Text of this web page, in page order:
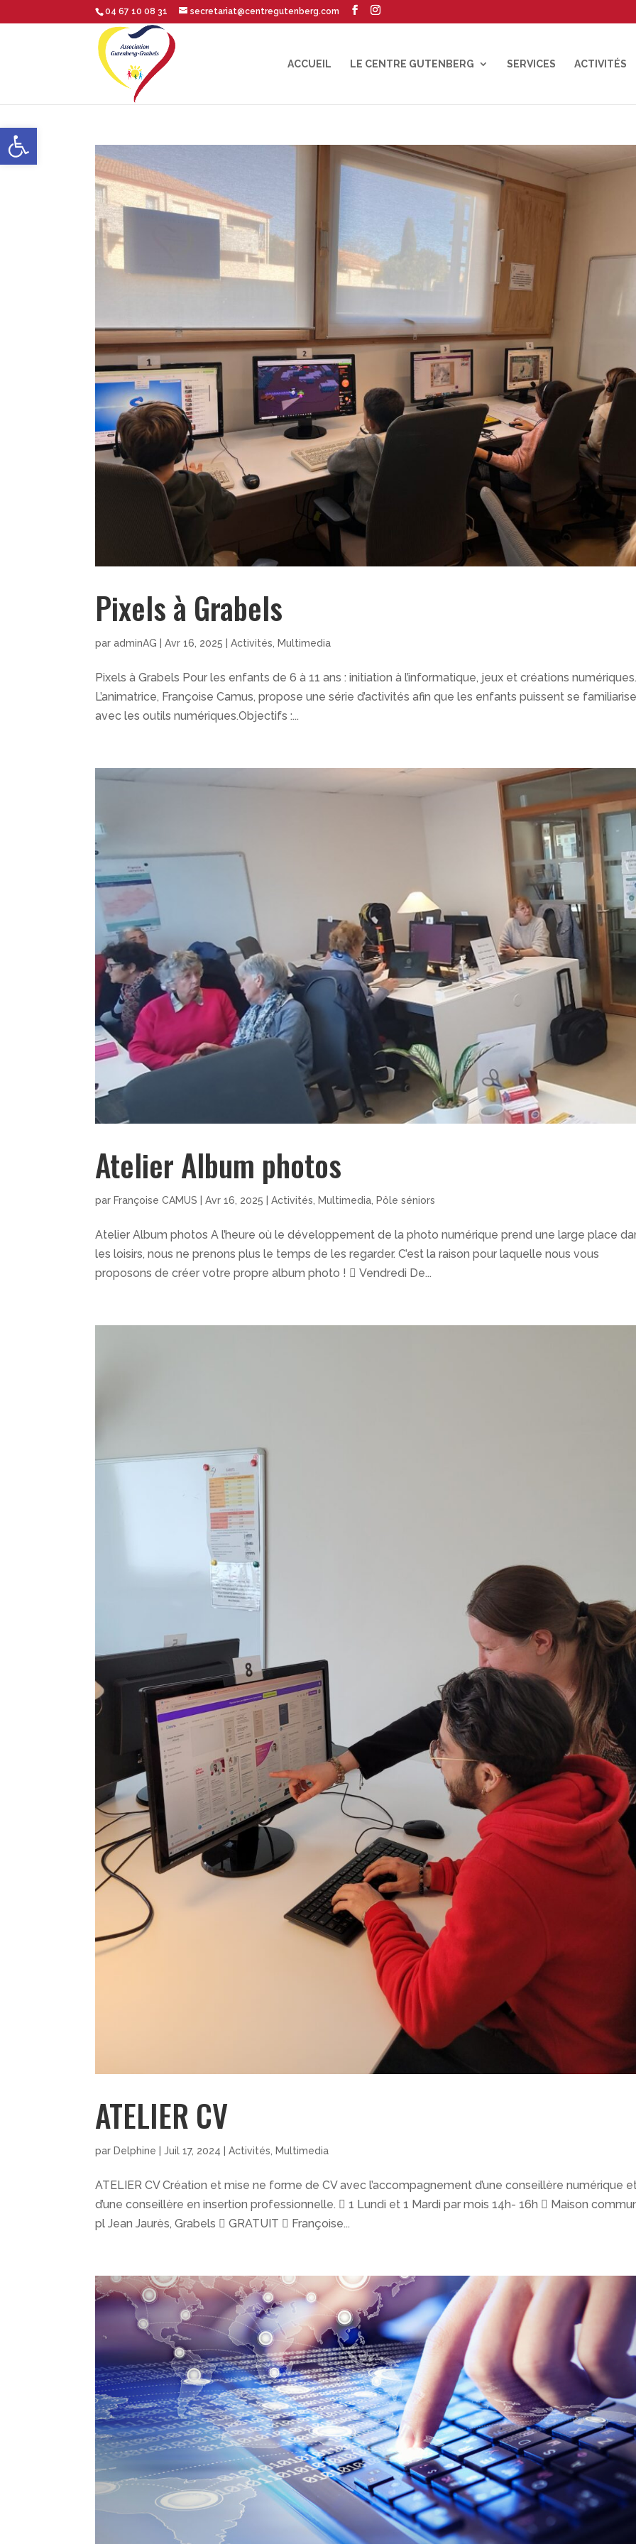
Ouvrir la barre d’outils
04 67 10 08 31 secretariat@centregutenberg.com
ACCUEIL LE CENTRE GUTENBERG SERVICES ACTIVITÉS
Pixels à Grabels
paradminAG |Avr 16, 2025 |Activités Multimedia
Pixels à Grabels Pour les enfants de 6 à 11 ans : initiation à l’informatique, jeux et créations
L’animatrice, Françoise Camus, propose une série d’activités afin que les enfants puissent se
avec les outils numériques.Objectifs :...
Atelier Album photos
par Françoise CAMUS |Avr 16, 2025 |Activités Multimedia Pôle séniors
Atelier Album photos A l’heure où le développement de la photo numérique prend une large place
les loisirs, nous ne prenons plus le temps de les regarder. C’est la raison pour laquelle nous vous
proposons de créer votre propre album photo !  Vendredi De...
ATELIER CV
par Delphine |Juil 17, 2024 |Activités, Multimedia
ATELIER CV Création et mise ne forme de CV avec l’accompagnement d’une conseillère numérique
d’une conseillère en insertion professionnelle.  1 Lundi et 1 Mardi par mois 14h- 16h  Maison
pl Jean Jaurès, Grabels  GRATUIT  Françoise...